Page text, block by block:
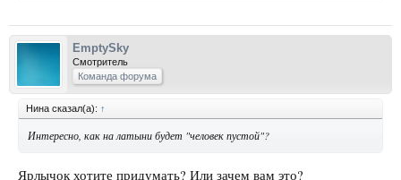
EmptySky
Смотритель
Команда форума
Нина сказал(а): ↑
Интересно, как на латыни будет "человек пустой"?
Ярлычок хотите придумать? Или зачем вам это?